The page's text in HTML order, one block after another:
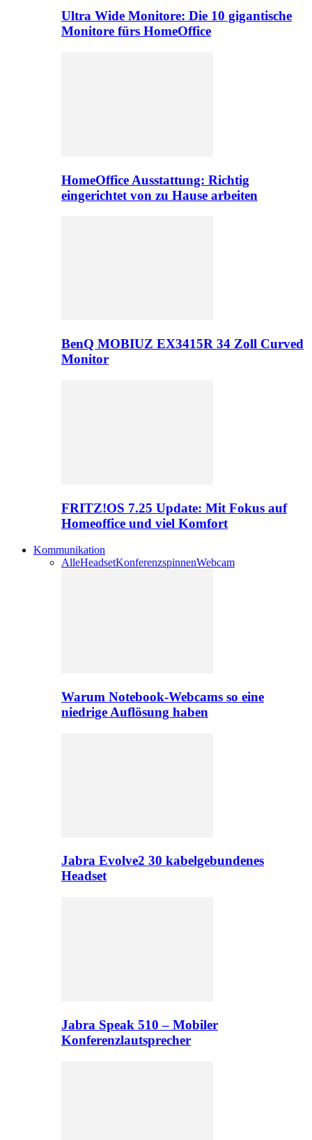
Ultra Wide Monitore: Die 10 gigantische
Monitore fürs HomeOffice
HomeOffice Ausstattung: Richtig
eingerichtet von zu Hause arbeiten
BenQ MOBIUZ EX3415R 34 Zoll Curved
Monitor
FRITZ!OS 7.25 Update: Mit Fokus auf
Homeoffice und viel Komfort
Kommunikation
AlleHeadsetKonferenzspinnenWebcam
Warum Notebook-Webcams so eine
niedrige Auflösung haben
Jabra Evolve2 30 kabelgebundenes
Headset
Jabra Speak 510 – Mobiler
Konferenzlautsprecher